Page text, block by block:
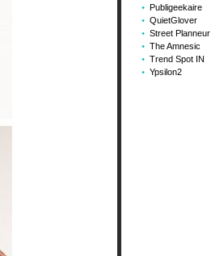
Publigeekaire
QuietGlover
Street Planneur
The Amnesic
Trend Spot IN
Ypsilon2